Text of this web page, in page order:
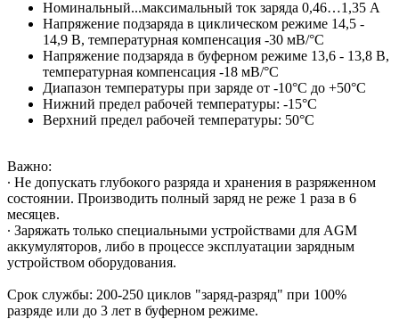
Номинальный...максимальный ток заряда 0,46…1,35 A
Напряжение подзаряда в циклическом режиме 14,5 -
14,9 В, температурная компенсация -30 мВ/°С
Напряжение подзаряда в буферном режиме 13,6 - 13,8 В,
температурная компенсация -18 мВ/°С
Диапазон температуры при заряде от -10°С до +50°С
Нижний предел рабочей температуры: -15°С
Верхний предел рабочей температуры: 50°С
Важно:
∙ Не допускать глубокого разряда и хранения в разряженном
состоянии. Производить полный заряд не реже 1 раза в 6
месяцев.
∙ Заряжать только специальными устройствами для AGM
аккумуляторов, либо в процессе эксплуатации зарядным
устройством оборудования.
Срок службы: 200-250 циклов "заряд-разряд" при 100%
разряде или до 3 лет в буферном режиме.